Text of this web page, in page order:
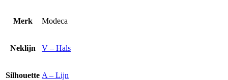
Merk Modeca
Neklijn V – Hals
Silhouette A – Lijn